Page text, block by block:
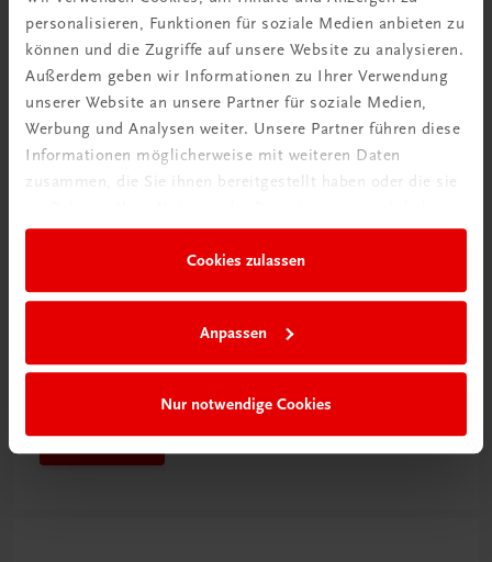
personalisieren, Funktionen für soziale Medien anbieten zu
können und die Zugriffe auf unsere Website zu analysieren.
Außerdem geben wir Informationen zu Ihrer Verwendung
unserer Website an unsere Partner für soziale Medien,
Werbung und Analysen weiter. Unsere Partner führen diese
Informationen möglicherweise mit weiteren Daten
zusammen, die Sie ihnen bereitgestellt haben oder die sie
Cookies zulassen
Anpassen
Nur notwendige Cookies
Mehr dazu
Schon entdeckt?
Ratgeber Schulpraxis